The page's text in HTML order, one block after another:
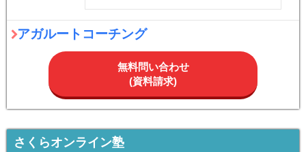
アガルートコーチング
無料問い合わせ
(資料請求)
さくらオンライン塾